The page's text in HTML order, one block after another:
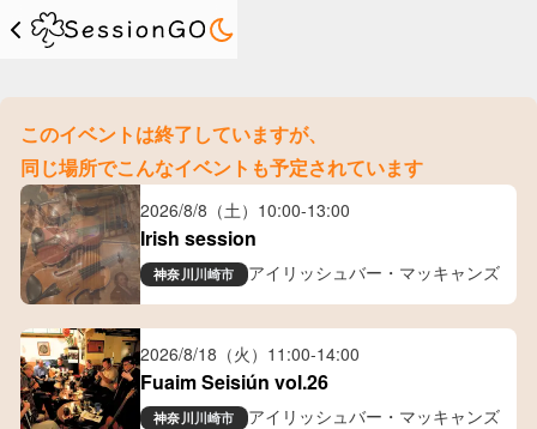
このイベントは終了していますが、
同じ場所でこんなイベントも予定されています
2026/8/8（土） 10:00-13:00
Irish session
神奈川川崎市 アイリッシュバー・マッキャンズ
2026/8/18（火） 11:00-14:00
Fuaim Seisiún vol.26
神奈川川崎市 アイリッシュバー・マッキャンズ